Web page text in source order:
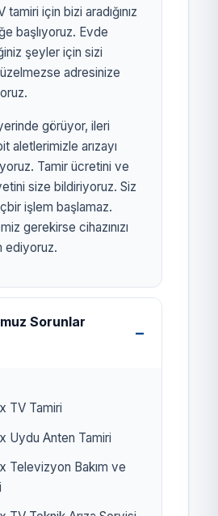
için bizi aradığınız
başlıyoruz. Evde
şeyler için sizi
adresinize
görüyor, ileri
aletlerimizle arızayı
Tamir ücretini ve
size bildiriyoruz. Siz
işlem başlamaz.
gerekirse cihazınızı
ediyoruz.
Sorunlar
TV Tamiri
Uydu Anten Tamiri
Televizyon Bakım ve